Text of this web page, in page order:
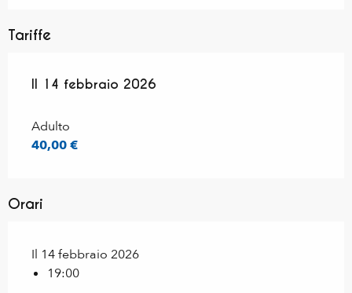
Tariffe
Il 14 febbraio 2026
Il 14 febbraio 2026
Adulto
40,00 €
Orari
Il 14 febbraio 2026
19:00